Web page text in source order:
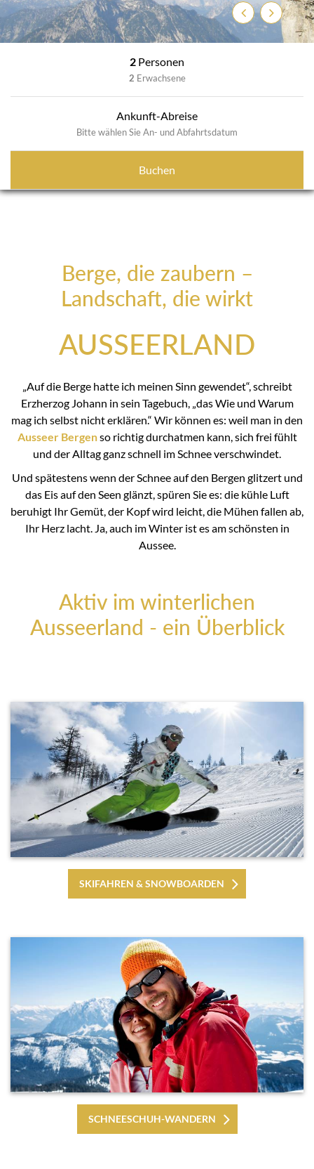
ZurückWeiter
2 Personen
2 Erwachsene
Ankunft-Abreise
Bitte wählen Sie An- und Abfahrtsdatum
Buchen
Berge, die zaubern –
Landschaft, die wirkt
AUSSEERLAND
„Auf die Berge hatte ich meinen Sinn gewendet“, schreibt
Erzherzog Johann in sein Tagebuch, „das Wie und Warum
mag ich selbst nicht erklären.“ Wir können es: weil man in den
Ausseer Bergenso richtig durchatmen kann, sich frei fühlt
und der Alltag ganz schnell im Schnee verschwindet.
Und spätestens wenn der Schnee auf den Bergen glitzert und
das Eis auf den Seen glänzt, spüren Sie es: die kühle Luft
beruhigt Ihr Gemüt, der Kopf wird leicht, die Mühen fallen ab,
Ihr Herz lacht. Ja, auch im Winter ist es am schönsten in
Aussee.
Aktiv im winterlichen
Ausseerland - ein Überblick
SKIFAHREN & SNOWBOARDEN
SCHNEESCHUH-WANDERN